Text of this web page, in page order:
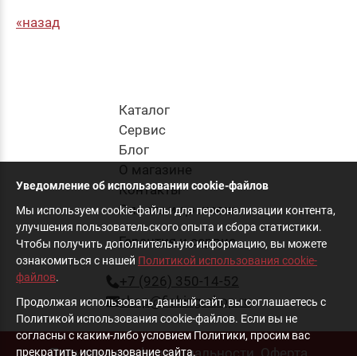
назад
Каталог
Cервис
Блог
О магазине
Контакты
Оплата и доставка
Гарантия и сервис
+7 (926) 350-14-52
shop@fishing-shop.ru
Политика конфиденциальности Оферта
Уведомление об использовании cookie-файлов
Мы используем cookie-файлы для персонализации контента,
улучшения пользовательского опыта и сбора статистики.
Чтобы получить дополнительную информацию, вы можете
ознакомиться с нашей Политикой использования cookie-
файлов.
Продолжая использовать данный сайт, вы соглашаетесь с
Политикой использования cookie-файлов. Если вы не
согласны с каким-либо условием Политики, просим вас
прекратить использование сайта.